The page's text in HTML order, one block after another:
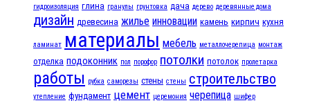
гидроизоляция глина гранулы грунтовка дача дерево деревянные дома
дизайн древесина жилье инновации камень кирпич кухня
ламинат материалы мебель металлочерепица монтаж
отделка подоконник пол порофор потолки потолок пролетарка
работы рубка саморезы стены стены строительство
утепление фундамент цемент церемония черепица шифер